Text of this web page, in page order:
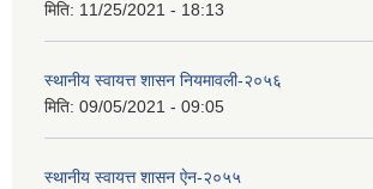
मिति: 11/25/2021 - 18:13
स्थानीय स्वायत्त शासन नियमावली-२०५६
मिति: 09/05/2021 - 09:05
स्थानीय स्वायत्त शासन ए‍ेन-२०५५